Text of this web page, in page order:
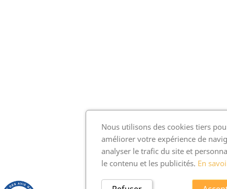
Nous utilisons des cookies tiers
améliorer votre expérience de
analyser le trafic du site et
le contenu et les publicités. En